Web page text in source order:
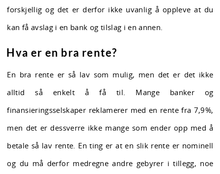
forskjellig og det er derfor ikke uvanlig å oppleve at du
kan få avslag i en bank og tilslag i en annen.
Hva er en bra rente?
En bra rente er så lav som mulig, men det er det ikke
alltid så enkelt å få til. Mange banker og
finansieringsselskaper reklamerer med en rente fra 7,9%,
men det er dessverre ikke mange som ender opp med å
betale så lav rente. En ting er at en slik rente er nominell
og du må derfor medregne andre gebyrer i tillegg, noe